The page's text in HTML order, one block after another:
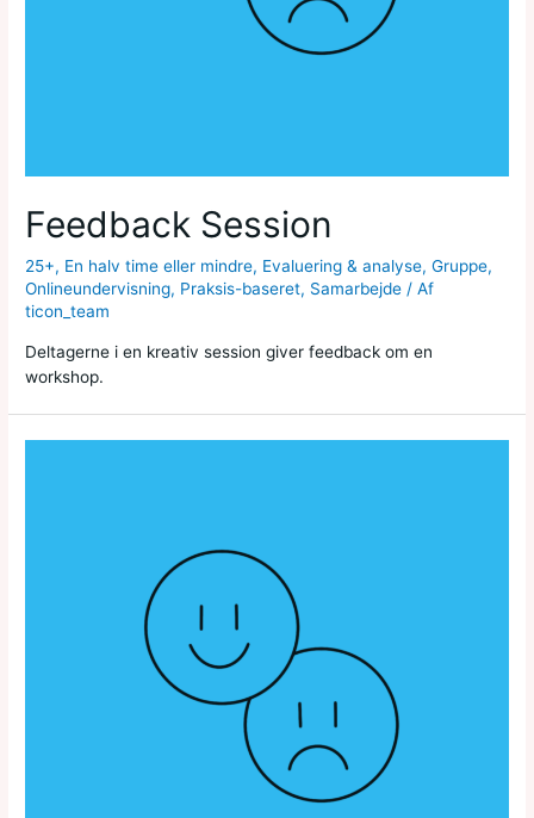
Feedback Session
25+, En halv time eller mindre, Evaluering & analyse,Gruppe,
Onlineundervisning, Praksis-baseret, Samarbejde / Af
ticon_team
Deltagerne i en kreativ session giver feedback om en
workshop.